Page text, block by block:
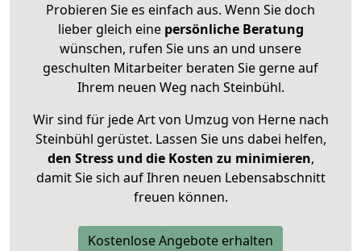
Probieren Sie es einfach aus. Wenn Sie doch
lieber gleich eine persönliche Beratung
wünschen, rufen Sie uns an und unsere
geschulten Mitarbeiter beraten Sie gerne auf
Ihrem neuen Weg nach Steinbühl.
Wir sind für jede Art von Umzug von Herne nach
Steinbühl gerüstet. Lassen Sie uns dabei helfen,
den Stress und die Kosten zu minimieren,
damit Sie sich auf Ihren neuen Lebensabschnitt
freuen können.
Kostenlose Angebote erhalten